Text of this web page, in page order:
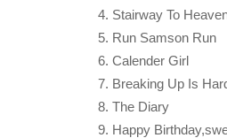
4. Stairway To
5. Run Samson Run
6. Calender Girl
7. Breaking Up Is
8. The Diary
9. Happy